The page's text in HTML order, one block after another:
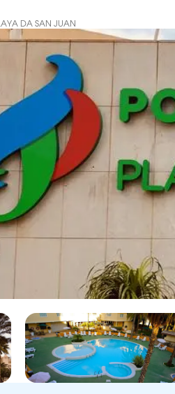
DA SAN JUAN